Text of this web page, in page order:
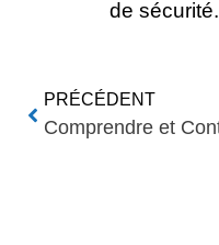
de sécurité.
PRÉCÉDENT